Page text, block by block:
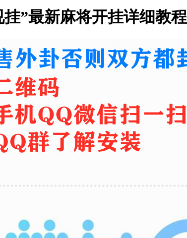
”最新麻将开挂详细教程